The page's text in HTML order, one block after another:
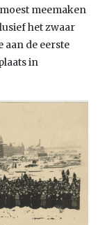
meemaken
het zwaar
de eerste
in